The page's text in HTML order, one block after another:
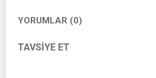
YORUMLAR (0)
TAVSIYE ET